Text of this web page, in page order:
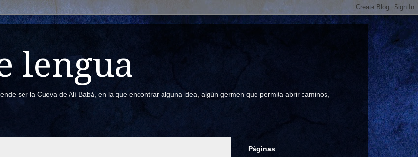
lengua
ser la Cueva de Alí Babá, en la que encontrar alguna idea, algún germen que permita abrir caminos,
Páginas